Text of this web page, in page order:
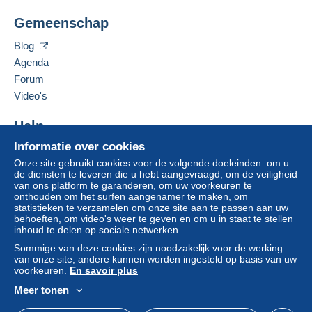
Alle betalingen worden gedaan met
betalingen gedaan per cheque of bankoverschrijving
rechtstreeks aan de verkoper.
De koper gebruikt de middelen die Delcampe ter
beschikking stelt in de pagina "Mijn aankopen: Betalen
Een betaling die niet is verricht metcredit/debitcardof
overboeking naar uw saldo, wordt door de verkoper
terugbetaald aan de koper. Een onbetaalde aankoop kan
gevolgen hebben voor de rekening van de koper.
Als de verkoopvoorwaarden van de verkoper clausules
Deze verkoper toevoegen aan mijn favorieten
De items van deze verkoper verbergen
Informatie over cookies
Onze site gebruikt cookies voor de volgende doeleinden: om u
de diensten te leveren die u hebt aangevraagd, om de veiligheid
van ons platform te garanderen, om uw voorkeuren te
onthouden om het surfen aangenamer te maken, om
statistieken te verzamelen om onze site aan te passen aan uw
behoeften, om video's weer te geven en om u in staat te stellen
inhoud te delen op sociale netwerken.
Sommige van deze cookies zijn noodzakelijk voor de werking
van onze site, andere kunnen worden ingesteld op basis van uw
voorkeuren. En savoir plus
Meer tonen
Gemeenschap
Blog
Agenda
Forum
Video's
Help
Hulpcentrum
Kopen op Delcampe
Verkopen op Delcampe
Een beveiligde website